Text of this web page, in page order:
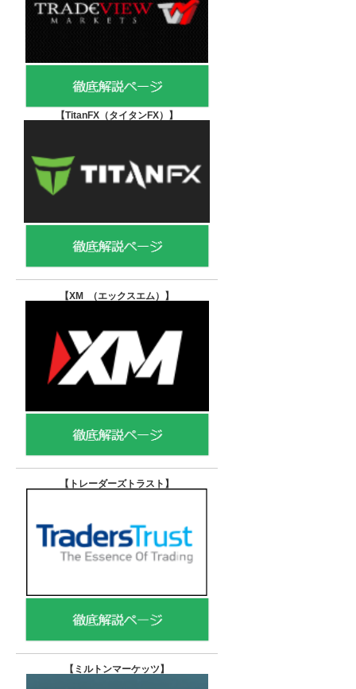
【TitanFX（タイタンFX） 】
【XM （エックスエム） 】
【トレーダーズトラスト 】
【 ミルトンマーケッツ】